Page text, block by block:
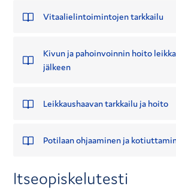
Vitaalielintoimintojen tarkkailu
Kivun ja pahoinvoinnin hoito
jälkeen
Leikkaushaavan tarkkailu ja hoito
Potilaan ohjaaminen ja
Itseopiskelutesti